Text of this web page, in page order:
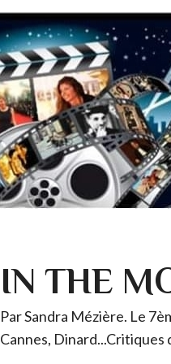
IN THE
Par Sandra Mézière. Le
Cannes,